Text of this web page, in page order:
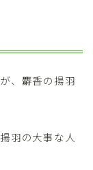
、麝香の揚羽
羽の大事な人